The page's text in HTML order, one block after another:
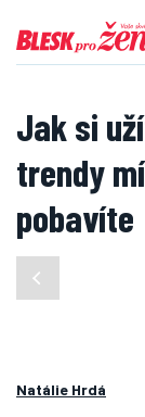
Jak si
trendy
pobavíte
Natálie Hrdá